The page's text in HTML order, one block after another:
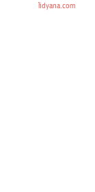
lidyana.com